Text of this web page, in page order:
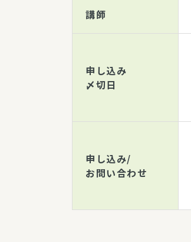
講師
申し込み
〆切日
申し込み/
お問い合わせ